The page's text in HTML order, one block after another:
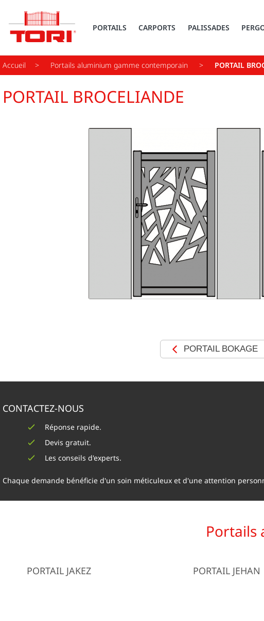
PORTAILS CARPORTS PALISSADES
Accueil Portails aluminium gamme contemporain PORTAIL
PORTAIL BROCELIANDE
PORTAIL BOKAGE
CONTACTEZ-NOUS
Réponse rapide.
Devis gratuit.
Les conseils d'experts.
Chaque demande bénéficie d'un soin méticuleux et d'une attention
Portails
PORTAIL JAKEZ PORTAIL JEHAN